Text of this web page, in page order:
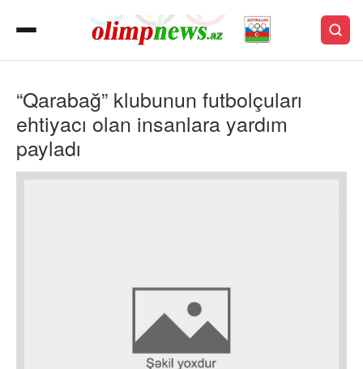
“Qarabağ” klubunun futbolçuları
ehtiyacı olan insanlara yardım
payladı